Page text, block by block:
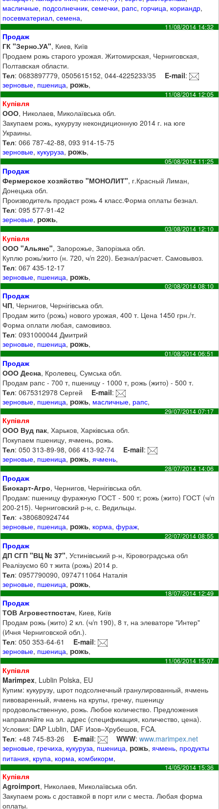
масличные, подсолнечник,семечки, рапс, горчица, кориандр,
посевматериал,семена,
11/08/2014 14:32
Продаж
ГК "Зерно.УА", Киев, Київ
Продаем рожь старого урожая. Житомирская, Черниговская,
Полтавская области.
Тел: 0683897779, 0505615152, 044-4225233/35 E-mail:
зерновые, пшеница, рожь,
11/08/2014 12:05
Купівля
ООО, Николаев, Миколаївська обл.
Закупаем рожь, кукурузу некондиционную 2014 г. на юге
Украины.
Тел: 066 787-42-88, 093 914-15-75
зерновые, кукуруза, рожь,
05/08/2014 11:25
Продаж
Фермерское хозяйство "МОНОЛИТ", г.Красный Лиман,
Донецька обл.
Производитель продаст рожь 4 класс.Форма оплаты безнал.
Тел: 095 577-91-42
зерновые, рожь,
03/08/2014 12:10
Купівля
ООО "Альянс", Запорожье, Запорізька обл.
Куплю рожь/жито (н. 720, ч/п 220). Безнал/расчет. Самовывоз.
Тел: 067 435-12-17
зерновые, пшеница, рожь,
02/08/2014 08:10
Продаж
ЧП, Чернигов, Чернігівська обл.
Продам жито (рожь) нового урожая, 400 т. Цена 1450 грн./т.
Форма оплати любая, самовивоз.
Тел: 0931000044 Дмитрий
зерновые, пшеница, рожь,
01/08/2014 06:51
Продаж
ООО Десна, Кролевец, Сумська обл.
Продам рапс - 700 т, пшеницу - 1000 т, рожь (жито) - 500 т.
Тел: 0675312978 Сергей E-mail:
зерновые, пшеница, рожь, масличные, рапс,
29/07/2014 07:17
Купівля
ООО Вуд пак, Харьков, Харківська обл.
Покупаем пшеницу, ячмень, рожь.
Тел: 050 313-89-98, 066 413-92-74 E-mail:
зерновые, пшеница, рожь,ячмень,
28/07/2014 14:06
Продаж
Биокарт-Агро, Чернигов, Чернігівська обл.
Продам: пшеницу фуражную ГОСТ - 500 т; рожь (жито) ГОСТ (ч/п
200-215). Черниговский р-н, с. Ведильцы.
Тел: +380680924744
зерновые, пшеница, рожь, корма,фураж,
22/07/2014 08:55
Продаж
ДП СГП "ВЦ № 37", Устинівський р-н, Кіровоградська обл
Реалізуємо 60 т жита (рожь) 2014 р.
Тел: 0957790090, 0974711064 Наталія
зерновые, пшеница, рожь,
18/07/2014 12:49
Продаж
ТОВ Агровестпостач, Киев, Київ
Продам рожь (жито) 2 кл. (ч/п 190), 8 т, на элеваторе "Интер"
(Ичня Черниговской обл.).
Тел: 050 353-64-61 E-mail:
зерновые, пшеница, рожь,
11/06/2014 15:07
Купівля
Marimpex, Lublin Polska, EU
Купим: кукурузу, шрот подсолнечный гранулированный, ячмень
пивоваренный, ячмень на крупы, гречку, пшеницу
продовольственную, рожь. Любое количество. Предложения
направляйте на эл. адрес (спецификация, количество, цена).
Условия: DAP Lublin, DAF Изов–Хрубешов, FCA.
Тел: +48 745-83-26 E-mail: WWW:www.marimpex.net
зерновые, гречиха, кукуруза, пшеница, рожь,ячмень, продукты
питания, крупа, корма, комбикорм,
14/05/2014 15:36
Купівля
Аgroimport, Николаев, Миколаївська обл.
Закупаем рожь с доставкой в порт или с места. Любая форма
оплаты.